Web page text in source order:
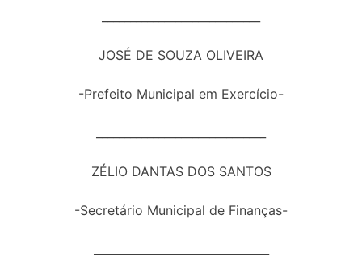
JOSÉ DE SOUZA OLIVEIRA
-Prefeito Municipal em Exercício-
ZÉLIO DANTAS DOS SANTOS
-Secretário Municipal de Finanças-